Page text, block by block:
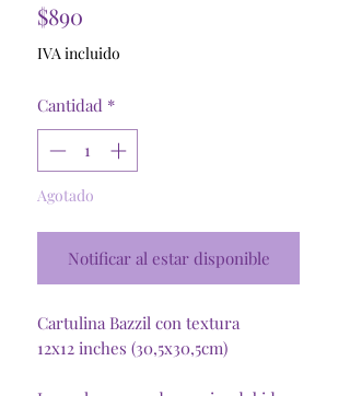
$890
IVA incluido
Cantidad *
Agotado
Notificar al estar disponible
Cartulina Bazzil con textura
12x12 inches (30,5x30,5cm)